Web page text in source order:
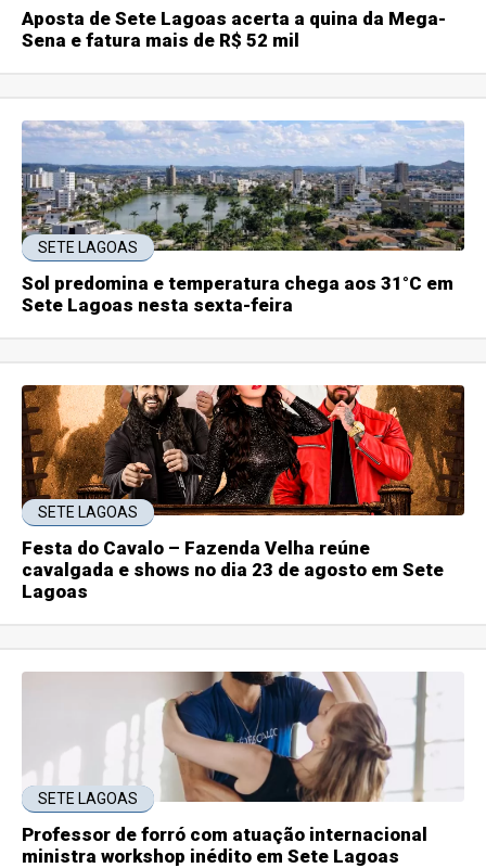
Aposta de Sete Lagoas acerta a quina da Mega-
Sena e fatura mais de R$ 52 mil
SETE LAGOAS
Sol predomina e temperatura chega aos 31°C em
Sete Lagoas nesta sexta-feira
SETE LAGOAS
Festa do Cavalo – Fazenda Velha reúne
cavalgada e shows no dia 23 de agosto em Sete
Lagoas
SETE LAGOAS
Professor de forró com atuação internacional
ministra workshop inédito em Sete Lagoas